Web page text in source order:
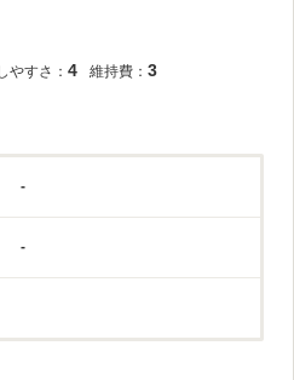
やすさ： 4 維持費： 3
-
-